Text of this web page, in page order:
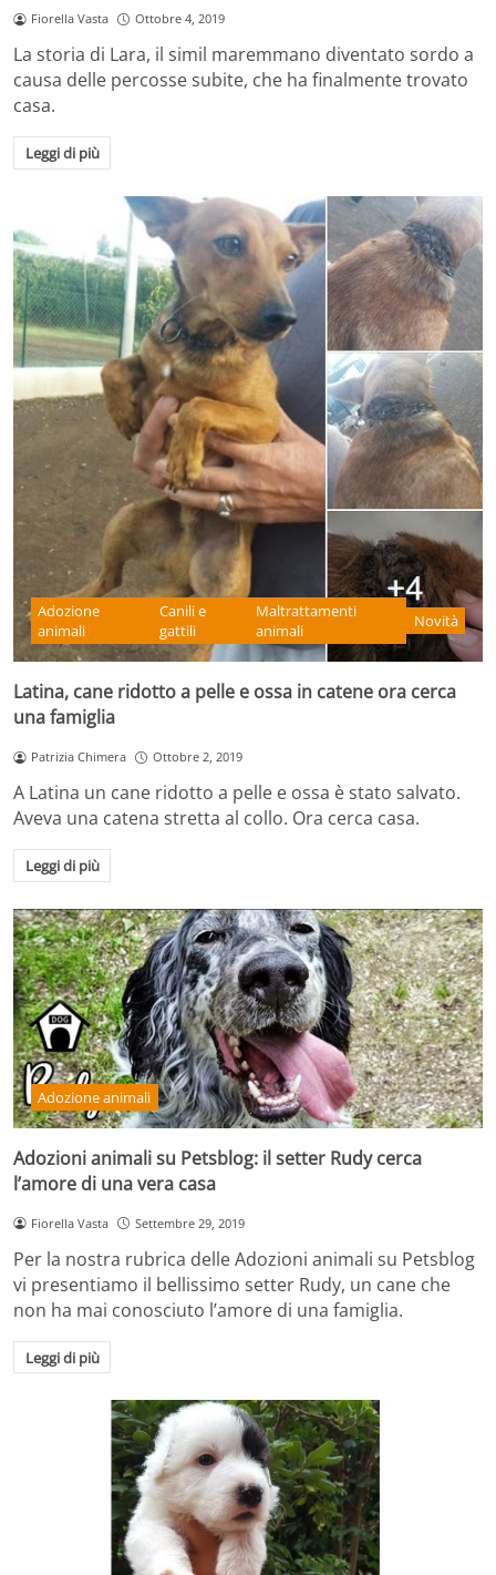
Fiorella Vasta Ottobre 4, 2019
La storia di Lara, il simil maremmano diventato sordo a
causa delle percosse subite, che ha finalmente trovato
casa.
Leggi di più
Adozione
animali
Canili e
gattili
Maltrattamenti
animali
Novità
Latina, cane ridotto a pelle e ossa in catene ora cerca
una famiglia
Patrizia Chimera Ottobre 2, 2019
A Latina un cane ridotto a pelle e ossa è stato salvato.
Aveva una catena stretta al collo. Ora cerca casa.
Leggi di più
Adozione animali
Adozioni animali su Petsblog: il setter Rudy cerca
l’amore di una vera casa
Fiorella Vasta Settembre 29, 2019
Per la nostra rubrica delle Adozioni animali su Petsblog
vi presentiamo il bellissimo setter Rudy, un cane che
non ha mai conosciuto l’amore di una famiglia.
Leggi di più